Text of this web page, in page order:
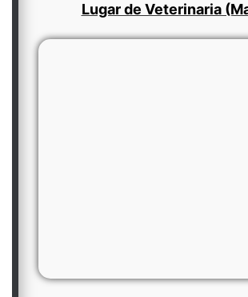
Lugar de Veterinaria